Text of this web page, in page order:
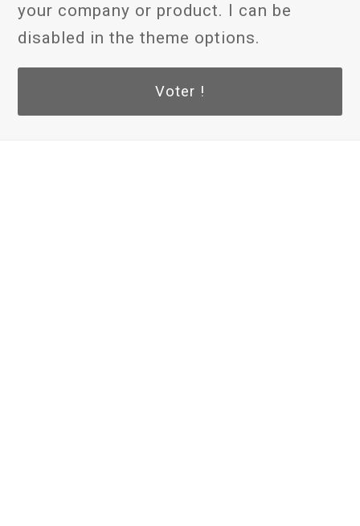
your company or product. I can be
disabled in the theme options.
Voter !